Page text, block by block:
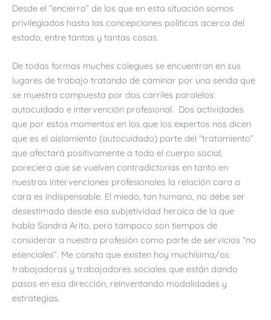
Desde el “encierro” de los que en esta situación somos
privilegiados hasta las concepciones políticas acerca del
estado, entre tantas y tantas cosas.
De todas formas muches colegues se encuentran en sus
lugares de trabajo tratando de caminar por una senda que
se muestra compuesta por dos carriles paralelos:
autocuidado e intervención profesional. Dos actividades
que por estos momentos en los que los expertos nos dicen
que es el aislamiento (autocuidado) parte del “tratamiento”
que afectará positivamente a todo el cuerpo social,
pareciera que se vuelven contradictorias en tanto en
nuestras intervenciones profesionales la relación cara a
cara es indispensable. El miedo, tan humano, no debe ser
desestimado desde esa subjetividad heroica de la que
habla Sandra Arito, pero tampoco son tiempos de
considerar a nuestra profesión como parte de servicios “no
esenciales”. Me consta que existen hoy muchísima/os
trabajadoras y trabajadores sociales que están dando
pasos en esa dirección, reinventando modalidades y
estrategias.